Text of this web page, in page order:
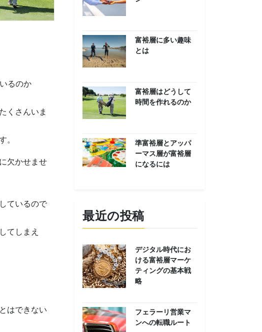
るのか
くさんいま
。
欠かせませ
ているので
てしまえ
はできない
富裕層に多い趣味
とは
富裕層はどうして
時間を作れるのか
準富裕層とアッパ
ーマス層が富裕層
になるには
最近の投稿
デジタル時代にお
ける富裕層マーケ
ティングの基本戦
略
フェラーリ営業マ
ンへの転職ルート